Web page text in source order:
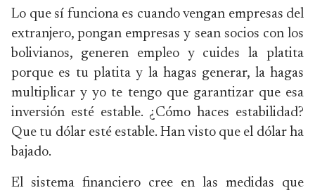
Lo que sí funciona es cuando vengan empresas del
extranjero, pongan empresas y sean socios con los
bolivianos, generen empleo y cuides la platita
porque es tu platita y la hagas generar, la hagas
multiplicar y yo te tengo que garantizar que esa
inversión esté estable. ¿Cómo haces estabilidad?
Que tu dólar esté estable. Han visto que el dólar ha
bajado.
El sistema financiero cree en las medidas que